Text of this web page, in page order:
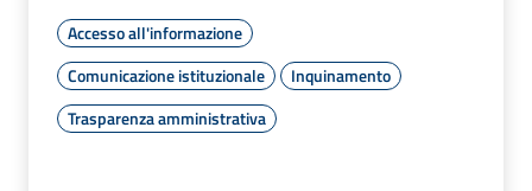
Accesso all'informazione
Comunicazione istituzionale
Inquinamento
Trasparenza amministrativa